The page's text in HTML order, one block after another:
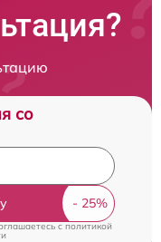
со
cполитикой